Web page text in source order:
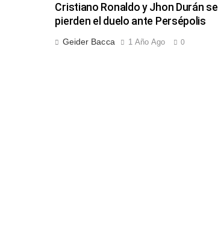
Cristiano Ronaldo y Jhon Durán se
pierden el duelo ante Persépolis
Geider Bacca 1 Año Ago 0